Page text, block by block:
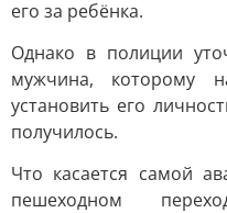
его за ребёнка.
Однако в полиции
мужчина, которому
установить его
получилось.
Что касается самой
пешеходном